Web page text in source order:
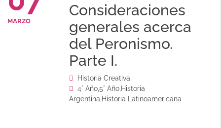
MARZO
Consideraciones
generales acerca
del Peronismo.
Parte I.
Historia Creativa
4° Año,5° Año,Historia
Argentina,Historia Latinoamericana